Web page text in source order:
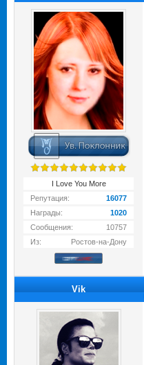
I Love You More
Репутация:
16077
Награды:
1020
Сообщения:
10757
Из:
Ростов-на-Дону
Vik